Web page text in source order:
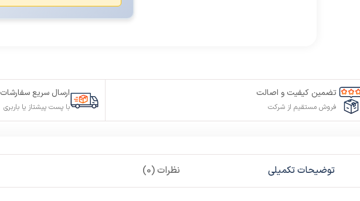
تضمین کیفیت و اصالت
فروش مستقیم از شرکت
ارسال سریع سفارشات
با پست پیشتاز یا باربری
توضیحات تکمیلی نظرات (0)